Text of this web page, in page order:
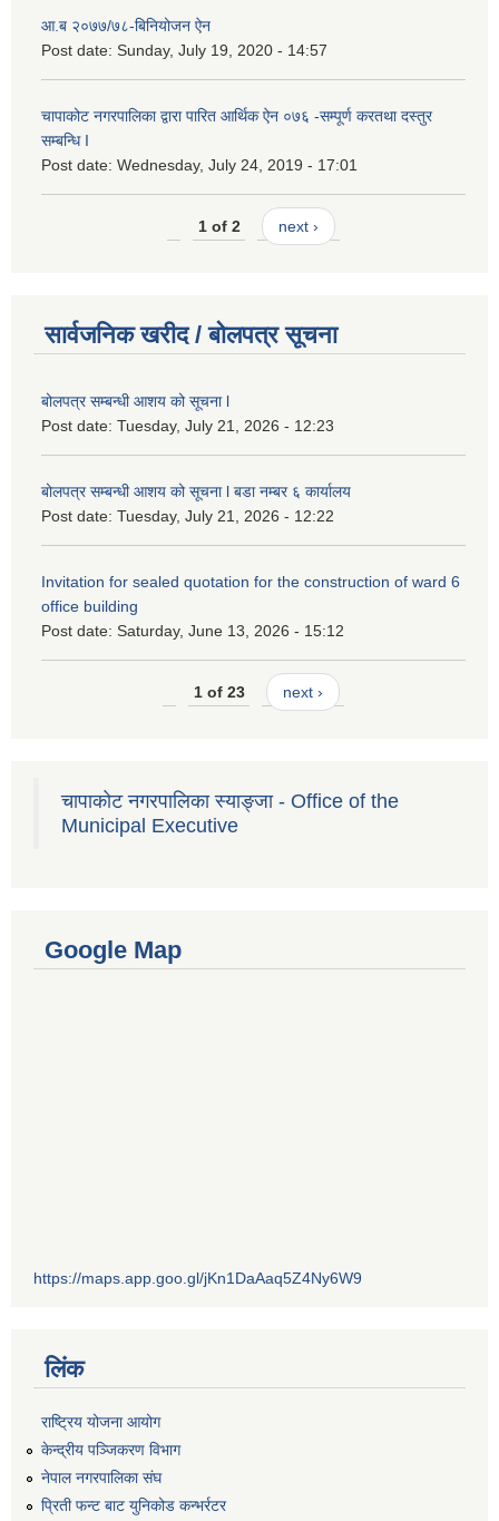
आ.ब २०७७/७८-बिनियोजन ऐन
Post date: Sunday, July 19, 2020 - 14:57
चापाकोट नगरपालिका द्वारा पारित आर्थिक ऐन ०७६ -सम्पूर्ण करतथा दस्तुर
सम्बन्धि I
Post date: Wednesday, July 24, 2019 - 17:01
1 of 2 next ›
सार्वजनिक खरीद / बोलपत्र सूचना
बोलपत्र सम्बन्धी आशय को सूचना l
Post date: Tuesday, July 21, 2026 - 12:23
बोलपत्र सम्बन्धी आशय को सूचना l बडा नम्बर ६ कार्यालय
Post date: Tuesday, July 21, 2026 - 12:22
Invitation for sealed quotation for the construction of ward 6
office building
Post date: Saturday, June 13, 2026 - 15:12
1 of 23 next ›
चापाकोट नगरपालिका स्याङ्जा - Office of the
Municipal Executive
Google Map
https://maps.app.goo.gl/jKn1DaAaq5Z4Ny6W9
लिंक
राष्ट्रिय योजना आयोग
केन्द्रीय पञ्जिकरण विभाग
नेपाल नगरपालिका संघ
प्रिती फन्ट बाट युनिकोड कन्भर्रटर